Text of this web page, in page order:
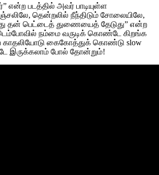
என்ற படத்தில் அவர் பாடியுள்ள
தென்றலில் நீந்திடும் சோலையிலே,
தன் பெட்டைத் துணையைத் தேடுது” என்ற
நம்மை வருடிக் கொண்டே கிறங்க
காதலியோடு கைகோத்துக் கொண்டு slow
இருக்கலாம் போல் தோன்றும்!